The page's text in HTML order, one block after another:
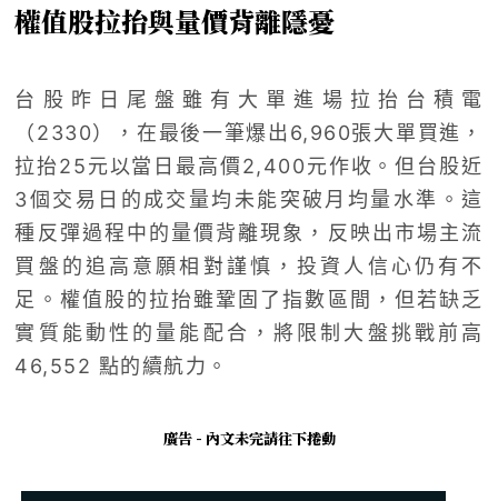
權值股拉抬與量價背離隱憂
台股昨日尾盤雖有大單進場拉抬台積電
（2330），在最後一筆爆出6,960張大單買進，
拉抬25元以當日最高價2,400元作收。但台股近
3個交易日的成交量均未能突破月均量水準。這
種反彈過程中的量價背離現象，反映出市場主流
買盤的追高意願相對謹慎，投資人信心仍有不
足。權值股的拉抬雖鞏固了指數區間，但若缺乏
實質能動性的量能配合，將限制大盤挑戰前高
46,552 點的續航力。
廣告 - 內文未完請往下捲動